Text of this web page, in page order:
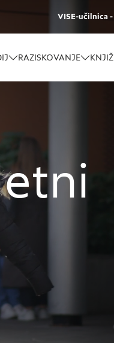
VISE-učilnica -
RAZISKOVANJE